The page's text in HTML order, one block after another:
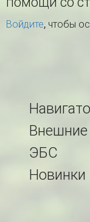
Войдите, чтобы
Внешние
ЭБС
Новинки